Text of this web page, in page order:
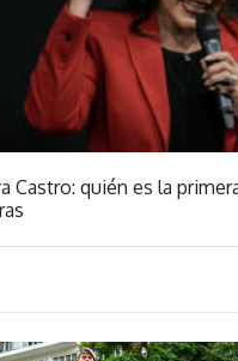
Castro: quién es la